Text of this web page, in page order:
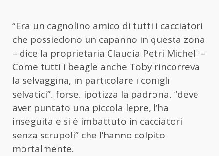
“Era un cagnolino amico di tutti i cacciatori
che possiedono un capanno in questa zona
– dice la proprietaria Claudia Petri Micheli –
Come tutti i beagle anche Toby rincorreva
la selvaggina, in particolare i conigli
selvatici”, forse, ipotizza la padrona, “deve
aver puntato una piccola lepre, l’ha
inseguita e si è imbattuto in cacciatori
senza scrupoli” che l’hanno colpito
mortalmente.